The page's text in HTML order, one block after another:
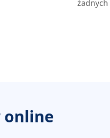
online